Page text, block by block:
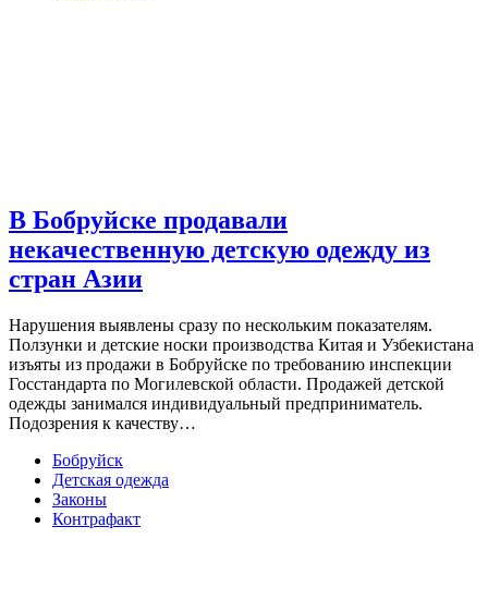
В Бобруйске продавали
некачественную детскую одежду из
стран Азии
Нарушения выявлены сразу по нескольким показателям.
Ползунки и детские носки производства Китая и Узбекистана
изъяты из продажи в Бобруйске по требованию инспекции
Госстандарта по Могилевской области. Продажей детской
одежды занимался индивидуальный предприниматель.
Подозрения к качеству…
Бобруйск
Детская одежда
Законы
Контрафакт